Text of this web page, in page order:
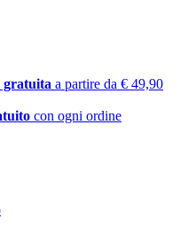
gratuita a partire da € 49,90
con ogni ordine